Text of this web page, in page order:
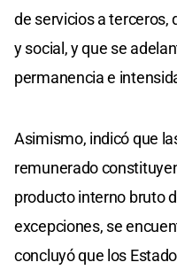
de servicios a terceros,
y social, y que se
permanencia e
Asimismo, indicó que
remunerado
producto interno bruto
excepciones, se
concluyó que los